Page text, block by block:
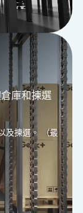
庫和揀選
及揀選。 （最